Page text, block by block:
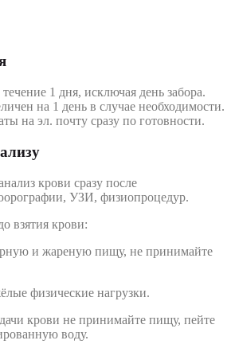
1 дня, исключая день забора.
на 1 день в случае необходимости.
на эл. почту сразу по готовности.
крови сразу после
УЗИ, физиопроцедур.
взятия крови:
и жареную пищу, не принимайте
физические нагрузки.
крови не принимайте пищу, пейте
воду.